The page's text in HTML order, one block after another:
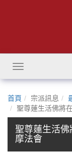
Toggle
navigation
首頁 宗派訊息
聖尊蓮生活佛將
聖尊蓮生活
摩法會